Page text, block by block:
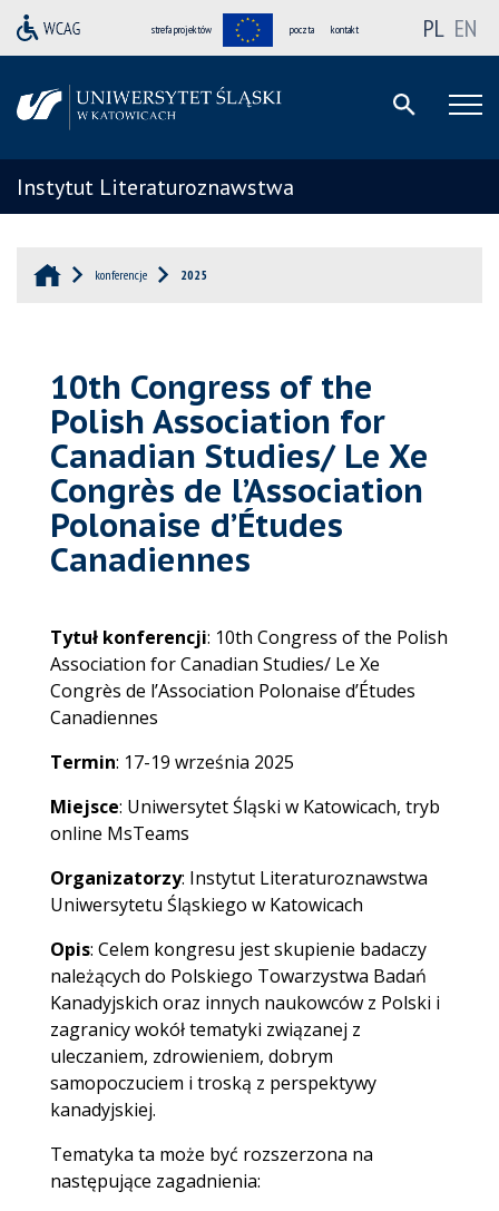
strefa projektów poczta kontakt PL EN
Instytut Literaturoznawstwa
konferencje 2025
10th Congress of the
Polish Association for
Canadian Studies/ Le Xe
Congrès de l’Association
Polonaise d’Études
Canadiennes
Tytuł konferencji: 10th Congress of the Polish
Association for Canadian Studies/ Le Xe
Congrès de l’Association Polonaise d’Études
Canadiennes
Termin: 17-19 września 2025
Miejsce: Uniwersytet Śląski w Katowicach, tryb
online MsTeams
Organizatorzy: Instytut Literaturoznawstwa
Uniwersytetu Śląskiego w Katowicach
Opis: Celem kongresu jest skupienie badaczy
należących do Polskiego Towarzystwa Badań
Kanadyjskich oraz innych naukowców z Polski i
zagranicy wokół tematyki związanej z
uleczaniem, zdrowieniem, dobrym
samopoczuciem i troską z perspektywy
kanadyjskiej.
Tematyka ta może być rozszerzona na
następujące zagadnienia: